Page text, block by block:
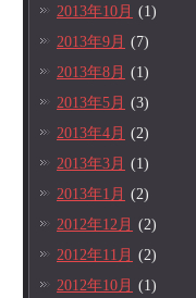
2013年10月 (1)
2013年9月 (7)
2013年8月 (1)
2013年5月 (3)
2013年4月 (2)
2013年3月 (1)
2013年1月 (2)
2012年12月 (2)
2012年11月 (2)
2012年10月 (1)